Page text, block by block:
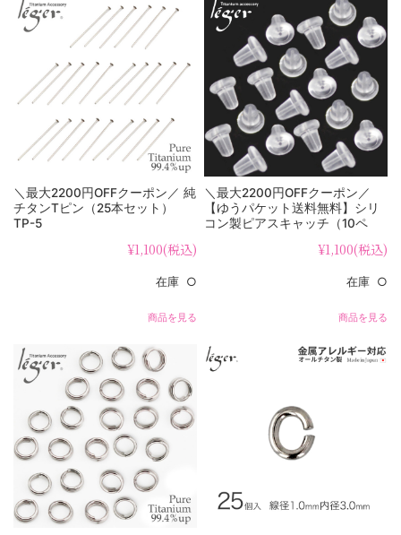
＼最大2200円OFFクーポン／ 純
チタンTピン（25本セット）
TP-5
¥1,100(税込)
在庫 ○
商品を見る
＼最大2200円OFFクーポン／
【ゆうパケット送料無料】シリ
コン製ピアスキャッチ（10ペ
¥1,100(税込)
在庫 ○
商品を見る